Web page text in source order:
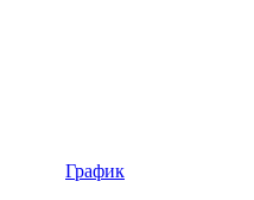
График